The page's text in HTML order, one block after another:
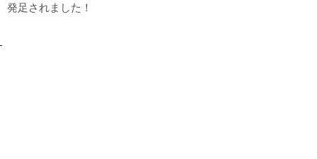
発足されました！